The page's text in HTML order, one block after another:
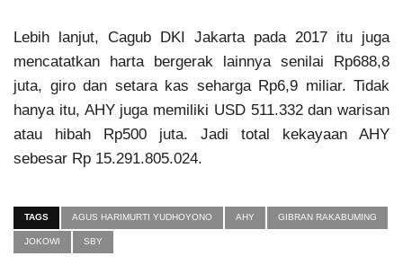
Lebih lanjut, Cagub DKI Jakarta pada 2017 itu juga
mencatatkan harta bergerak lainnya senilai Rp688,8
juta, giro dan setara kas seharga Rp6,9 miliar. Tidak
hanya itu, AHY juga memiliki USD 511.332 dan warisan
atau hibah Rp500 juta. Jadi total kekayaan AHY
sebesar Rp 15.291.805.024.
TAGS AGUS HARIMURTI YUDHOYONO AHY GIBRAN RAKABUMING
JOKOWI SBY